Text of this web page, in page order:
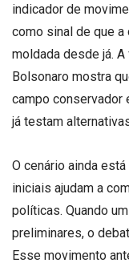
indicador de
como sinal de que
moldada desde já.
Bolsonaro mostra
campo conservador
já testam
O cenário ainda
iniciais ajudam a
políticas. Quando
preliminares, o
Esse movimento